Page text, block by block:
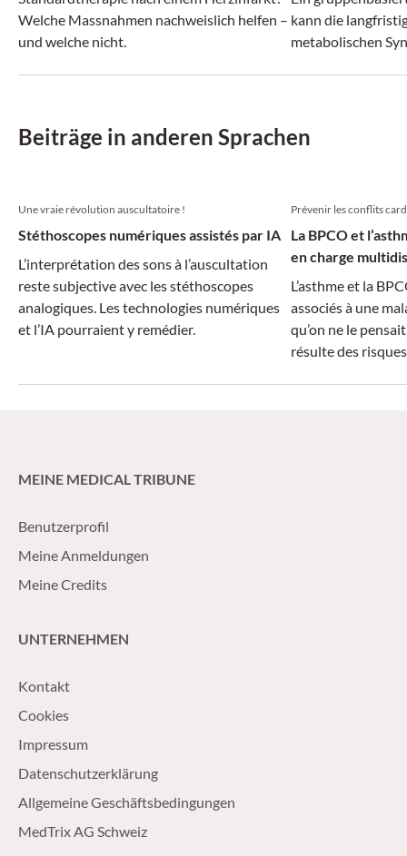
Welche Massnahmen nachweislich helfen –
und welche nicht.
kann die
metabolischen
Beiträge in anderen Sprachen
Une vraie révolution auscultatoire !
Stéthoscopes numériques assistés par IA
L’interprétation des sons à l’auscultation
reste subjective avec les stéthoscopes
analogiques. Les technologies numériques
et l’IA pourraient y remédier.
Prévenir les conflits
La BPCO et
en charge
L’asthme et la
associés à une
qu’on ne le
résulte des
MEINE MEDICAL TRIBUNE
Benutzerprofil
Meine Anmeldungen
Meine Credits
UNTERNEHMEN
Kontakt
Cookies
Impressum
Datenschutzerklärung
Allgemeine Geschäftsbedingungen
MedTrix AG Schweiz